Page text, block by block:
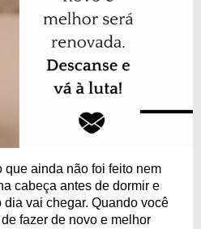
que ainda não foi feito nem
cabeça antes de dormir e
vai chegar. Quando você
fazer de novo e melhor